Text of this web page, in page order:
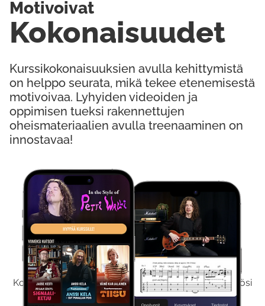
Kokeile Ilmaiseksi
Kokeilemalla ilmaiseksi saat koko sisältömme käyttöösi
viikon ajaksi.
Kurssikokonaisuuksien avulla kehittymistä
on helppo seurata, mikä tekee etenemisestä
motivoivaa. Lyhyiden videoiden ja
oppimisen tueksi rakennettujen
oheismateriaalien avulla treenaaminen on
innostavaa!
Kokonaisuudet
Motivoivat